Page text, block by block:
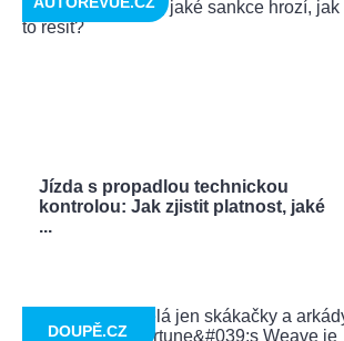
Jízda s propadlou technickou
kontrolou: Jak zjistit platnost, jaké
...
DOUPĚ.CZ